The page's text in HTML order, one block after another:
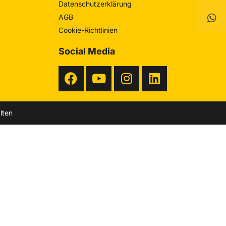
Datenschutzerklärung
AGB
Cookie-Richtlinien
Social Media